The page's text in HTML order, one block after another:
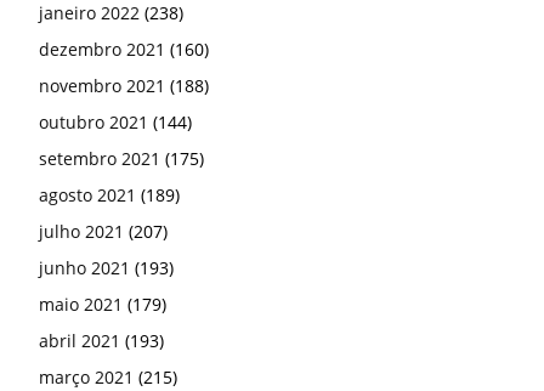
janeiro 2022 (238)
dezembro 2021 (160)
novembro 2021 (188)
outubro 2021 (144)
setembro 2021 (175)
agosto 2021 (189)
julho 2021 (207)
junho 2021 (193)
maio 2021 (179)
abril 2021 (193)
março 2021 (215)